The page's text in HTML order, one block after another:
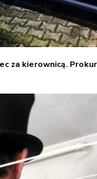
za kierownicą.